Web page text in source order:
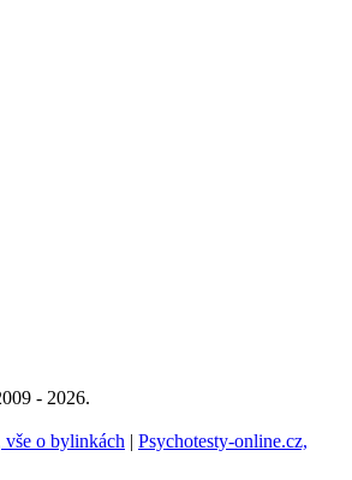
- 2026.
o bylinkách | Psychotesty-online.cz,